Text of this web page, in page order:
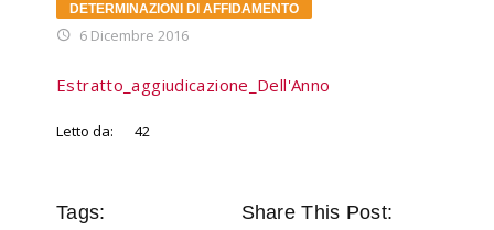
DETERMINAZIONI DI AFFIDAMENTO
6 Dicembre 2016
Estratto_aggiudicazione_Dell'Anno
Letto da: 42
Tags: Share This Post: